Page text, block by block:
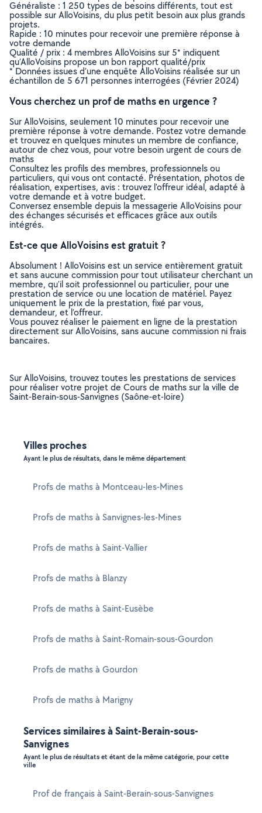
Généraliste : 1 250 types de besoins différents, tout est
possible sur AlloVoisins, du plus petit besoin aux plus grands
projets.
Rapide : 10 minutes pour recevoir une première réponse à
votre demande
Qualité / prix : 4 membres AlloVoisins sur 5* indiquent
qu’AlloVoisins propose un bon rapport qualité/prix
* Données issues d’une enquête AlloVoisins réalisée sur un
échantillon de 5 671 personnes interrogées (Février 2024)
Vous cherchez un prof de maths en urgence ?
Sur AlloVoisins, seulement 10 minutes pour recevoir une
première réponse à votre demande. Postez votre demande
et trouvez en quelques minutes un membre de confiance,
autour de chez vous, pour votre besoin urgent de cours de
maths
Consultez les profils des membres, professionnels ou
particuliers, qui vous ont contacté. Présentation, photos de
réalisation, expertises, avis : trouvez l'offreur idéal, adapté à
votre demande et à votre budget.
Conversez ensemble depuis la messagerie AlloVoisins pour
des échanges sécurisés et efficaces grâce aux outils
intégrés.
Est-ce que AlloVoisins est gratuit ?
Absolument ! AlloVoisins est un service entièrement gratuit
et sans aucune commission pour tout utilisateur cherchant un
membre, qu’il soit professionnel ou particulier, pour une
prestation de service ou une location de matériel. Payez
uniquement le prix de la prestation, fixé par vous,
demandeur, et l’offreur.
Vous pouvez réaliser le paiement en ligne de la prestation
directement sur AlloVoisins, sans aucune commission ni frais
bancaires.
Sur AlloVoisins, trouvez toutes les prestations de services
pour réaliser votre projet de Cours de maths sur la ville de
Saint-Berain-sous-Sanvignes (Saône-et-loire)
Villes proches
Ayant le plus de résultats, dans le même département
Profs de maths à Montceau-les-Mines
Profs de maths à Sanvignes-les-Mines
Profs de maths à Saint-Vallier
Profs de maths à Blanzy
Profs de maths à Saint-Eusèbe
Profs de maths à Saint-Romain-sous-Gourdon
Profs de maths à Gourdon
Profs de maths à Marigny
Services similaires à Saint-Berain-sous-
Sanvignes
Ayant le plus de résultats et étant de la même catégorie, pour cette
ville
Prof de français à Saint-Berain-sous-Sanvignes